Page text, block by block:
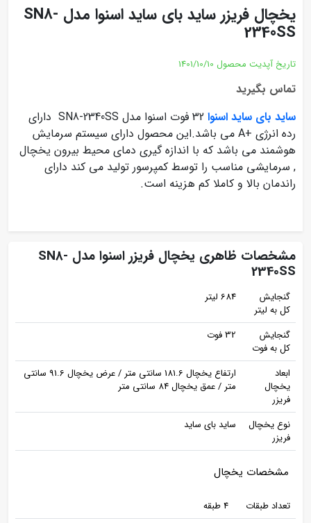
یخچال فریزر ساید بای ساید اسنوا مدل SN8-
2340SS
تاریخ آپدیت محصول 1401/10/10
تماس بگیرید
ساید بای ساید اسنوا
32 فوت اسنوا مدل SN8-2340SS دارای
رده انرژی +A می باشد.این محصول دارای سیستم سرمایش
هوشمند می باشد که با اندازه گیری دمای محیط بیرون یخچال
, سرمایشی مناسب را توسط کمپرسور تولید می کند دارای
راندمان بالا و کاملا کم هزینه است.
مشخصات ظاهری یخچال فریزر اسنوا مدل SN8-
2340SS
گنجایش
کل به لیتر
684 لیتر
گنجایش
کل به فوت
32 فوت
ابعاد
یخچال
فریزر
ارتفاع یخچال 181.6 سانتی متر / عرض یخچال 91.6 سانتی
متر / عمق یخچال 84 سانتی متر
نوع یخچال
فریزر
ساید بای ساید
مشخصات یخچال
تعداد طبقات
4 طبقه